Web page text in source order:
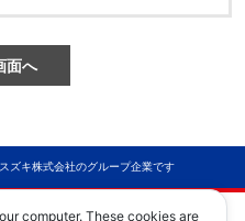
ズキ株式会社のグループ企業です
computer. These cookies are